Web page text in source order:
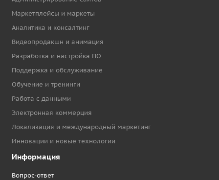
Маркетплейсы и маркеты
Аналитика и консалтинг
Видеопродакшн и анимация
Разработка и настройка ПО
Поддержка и обслуживание
Обучение и тренинги
Работа с данными
Электронная коммерция
Локализация и международный маркетинг
Инновации и новые технологии
Информация
Вопрос-ответ